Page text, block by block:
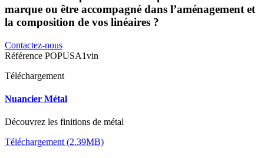
marque ou être accompagné dans l’aménagement et
la composition de vos linéaires ?
Contactez-nous
Référence POPUSA1vin
Téléchargement
Nuancier Métal
Découvrez les finitions de métal
Téléchargement (2.39MB)